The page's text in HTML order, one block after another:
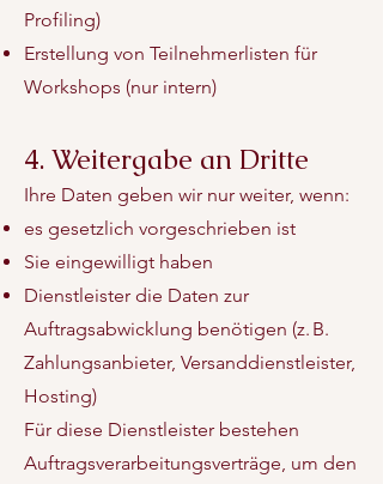
Profiling)
Erstellung von Teilnehmerlisten für
Workshops (nur intern)
4. Weitergabe an Dritte
Ihre Daten geben wir nur weiter, wenn:
es gesetzlich vorgeschrieben ist
Sie eingewilligt haben
Dienstleister die Daten zur
Auftragsabwicklung benötigen (z. B.
Zahlungsanbieter, Versanddienstleister,
Hosting)
Für diese Dienstleister bestehen
Auftragsverarbeitungsverträge, um den